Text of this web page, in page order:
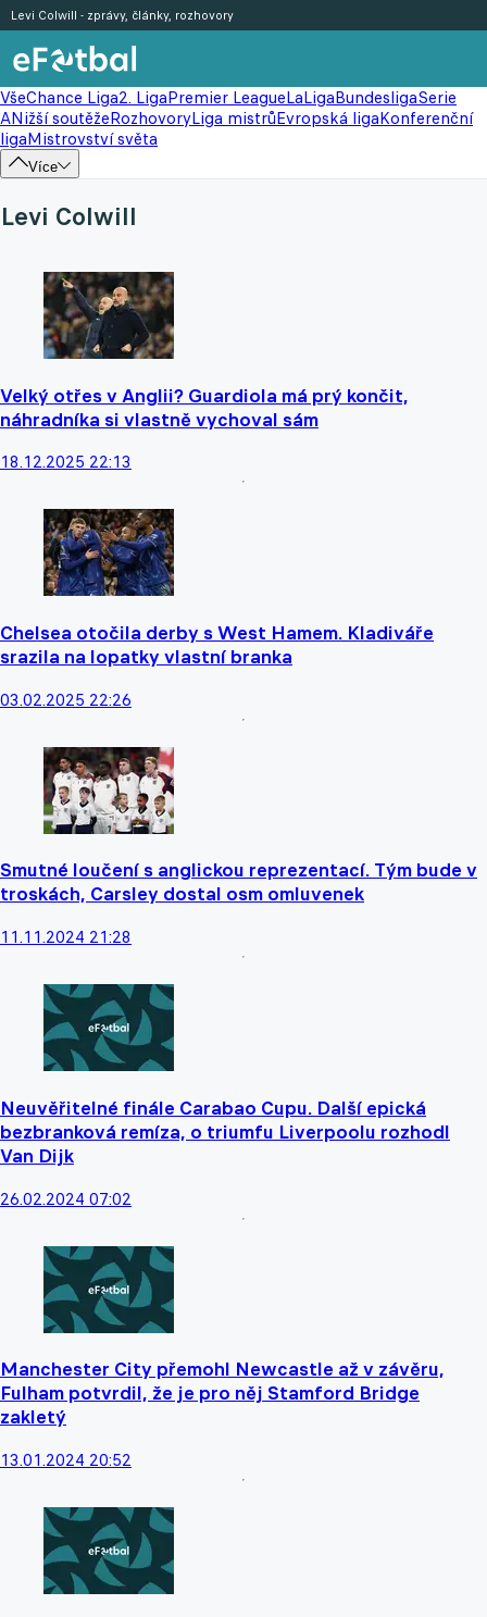
VšeChance Liga2. LigaPremier LeagueLaLigaBundesligaSerie
ANižší soutěžeRozhovoryLiga mistrůEvropská ligaKonferenční
ligaMistrovství světa
Více
Levi Colwill - zprávy, články, rozhovory
Levi Colwill
Velký otřes v Anglii? Guardiola má prý končit,
náhradníka si vlastně vychoval sám
18.12.2025 22:13
Chelsea otočila derby s West Hamem. Kladiváře
srazila na lopatky vlastní branka
03.02.2025 22:26
Smutné loučení s anglickou reprezentací. Tým bude v
troskách, Carsley dostal osm omluvenek
11.11.2024 21:28
Neuvěřitelné finále Carabao Cupu. Další epická
bezbranková remíza, o triumfu Liverpoolu rozhodl
Van Dijk
26.02.2024 07:02
Manchester City přemohl Newcastle až v závěru,
Fulham potvrdil, že je pro něj Stamford Bridge
zakletý
13.01.2024 20:52